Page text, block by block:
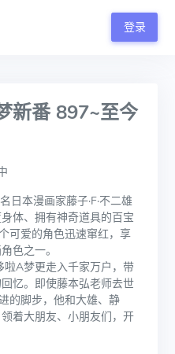
登录
新番 897~至今
日本漫画家藤子·F·不二雄
体、拥有神奇道具的百宝
可爱的角色迅速窜红，享
色之一。
A梦更走入千家万户，带
忆。即使藤本弘老师去世
的脚步，他和大雄、静
着大朋友、小朋友们，开